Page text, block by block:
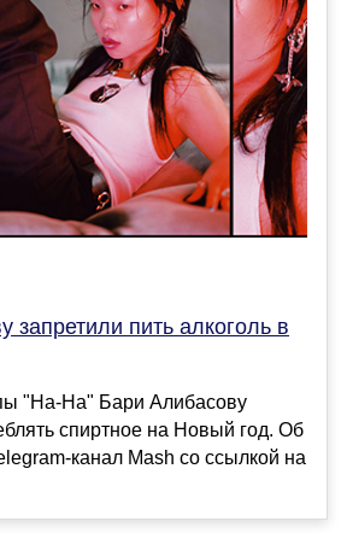
запретили пить алкоголь в
"На-На" Бари Алибасову
спиртное на Новый год. Об
канал Mash со ссылкой на